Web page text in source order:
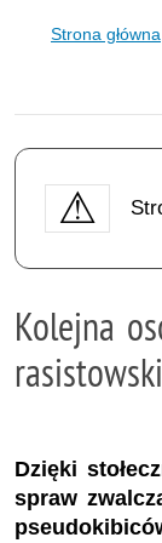
Strona główna
Kolejna
Dzięki
spraw